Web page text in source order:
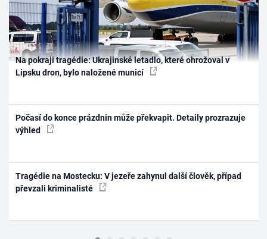
Na pokraji tragédie: Ukrajinské letadlo, které ohrožoval v
Lipsku dron, bylo naložené municí
Počasí do konce prázdnin může překvapit. Detaily prozrazuje
výhled
Tragédie na Mostecku: V jezeře zahynul další člověk, případ
převzali kriminalisté